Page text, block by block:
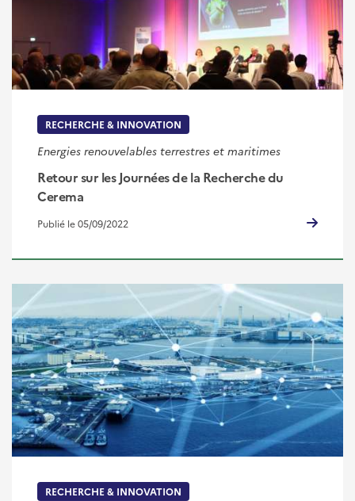
RECHERCHE & INNOVATION
Energies renouvelables terrestres et maritimes
Retour sur les Journées de la Recherche du
Cerema
Publié le 05/09/2022
RECHERCHE & INNOVATION